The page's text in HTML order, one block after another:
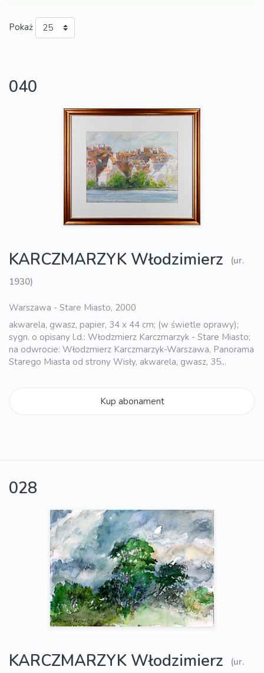
Pokaż
040
KARCZMARZYK Włodzimierz
(ur.
1930)
Warszawa - Stare Miasto, 2000
akwarela, gwasz, papier, 34 x 44 cm; (w świetle oprawy);
sygn. o opisany l.d.: Włodzmierz Karczmarzyk - Stare Miasto;
na odwrocie: Włodzmierz Karczmarzyk-Warszawa, Panorama
Starego Miasta od strony Wisły, akwarela, gwasz, 35...
Kup abonament
028
KARCZMARZYK Włodzimierz
(ur.